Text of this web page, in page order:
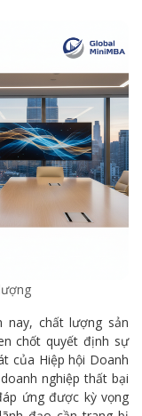
nay, chất lượng sản
chốt quyết định sự
của Hiệp hội Doanh
nghiệp thất bại
ứng được kỳ vọng